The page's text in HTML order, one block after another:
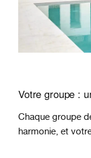
Votre groupe :
Chaque groupe
harmonie, et